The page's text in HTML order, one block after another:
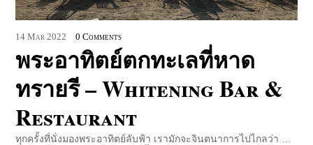
14 Mar 2022 0 Comments
พระอาทิตย์ตกทะเลที่หาด
ทรายรี – Whitening Bar &
Restaurant
ทุกครั้งที่นั่งมองพระอาทิตย์ลับฟ้า เรามักจะจินตนาการไปไกลว่า …